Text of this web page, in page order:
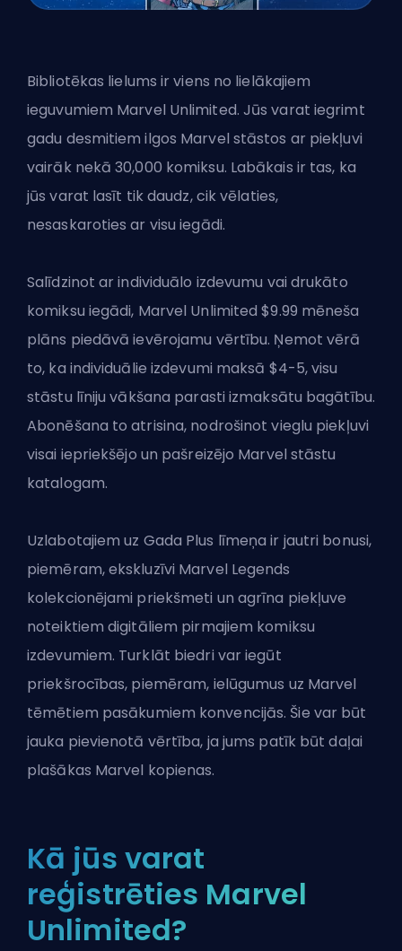
Bibliotēkas lielums ir viens no lielākajiem
ieguvumiem Marvel Unlimited. Jūs varat iegrimt
gadu desmitiem ilgos Marvel stāstos ar piekļuvi
vairāk nekā 30,000 komiksu. Labākais ir tas, ka
jūs varat lasīt tik daudz, cik vēlaties,
nesaskaroties ar visu iegādi.
Salīdzinot ar individuālo izdevumu vai drukāto
komiksu iegādi, Marvel Unlimited $9.99 mēneša
plāns piedāvā ievērojamu vērtību. Ņemot vērā
to, ka individuālie izdevumi maksā $4-5, visu
stāstu līniju vākšana parasti izmaksātu bagātību.
Abonēšana to atrisina, nodrošinot vieglu piekļuvi
visai iepriekšējo un pašreizējo Marvel stāstu
katalogam.
Uzlabotajiem uz Gada Plus līmeņa ir jautri bonusi,
piemēram, ekskluzīvi Marvel Legends
kolekcionējami priekšmeti un agrīna piekļuve
noteiktiem digitāliem pirmajiem komiksu
izdevumiem. Turklāt biedri var iegūt
priekšrocības, piemēram, ielūgumus uz Marvel
tēmētiem pasākumiem konvencijās. Šie var būt
jauka pievienotā vērtība, ja jums patīk būt daļai
plašākas Marvel kopienas.
Kā jūs varat
reģistrēties Marvel
Unlimited?